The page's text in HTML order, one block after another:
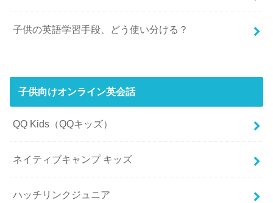
子供の英語学習手段、どう使い分ける？
子供向けオンライン英会話
QQ Kids（QQキッズ）
ネイティブキャンプ キッズ
ハッチリンクジュニア